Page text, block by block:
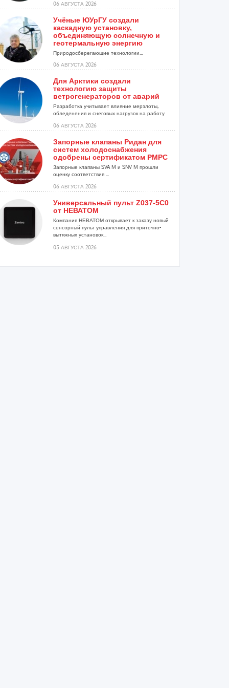
06 АВГУСТА 2026
Учёные ЮУрГУ создали
каскадную установку,
объединяющую солнечную и
геотермальную энергию
Природосберегающие технологии...
06 АВГУСТА 2026
Для Арктики создали
технологию защиты
ветрогенераторов от аварий
Разработка учитывает влияние мерзлоты,
обледенения и снеговых нагрузок на работу
06 АВГУСТА 2026
Запорные клапаны Ридан для
систем холодоснабжения
одобрены сертификатом РМРС
Запорные клапаны SVA M и SNV M прошли
оценку соответствия ...
06 АВГУСТА 2026
Универсальный пульт Z037-5C0
от НЕВАТОМ
Компания НЕВАТОМ открывает к заказу новый
сенсорный пульт управления для приточно-
вытяжных установок...
05 АВГУСТА 2026